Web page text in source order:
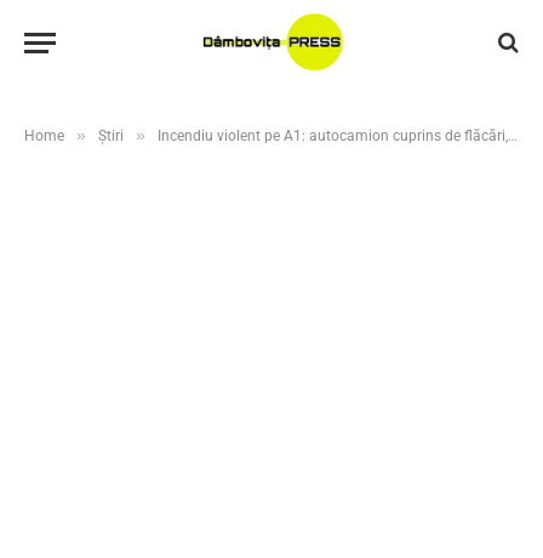
Home » Știri » Incendiu violent pe A1: autocamion cuprins de flăcări, trafic blocat spre Pitești